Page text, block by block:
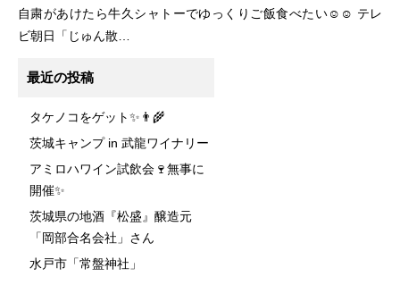
自粛があけたら牛久シャトーでゆっくりご飯食べたい☺️☺️ テレ
ビ朝日「じゅん散…
最近の投稿
タケノコをゲット✨👨‍🌾
茨城キャンプ in 武龍ワイナリー
アミロハワイン試飲会🍷無事に
開催✨
茨城県の地酒『松盛』醸造元
「岡部合名会社」さん
水戸市「常盤神社」